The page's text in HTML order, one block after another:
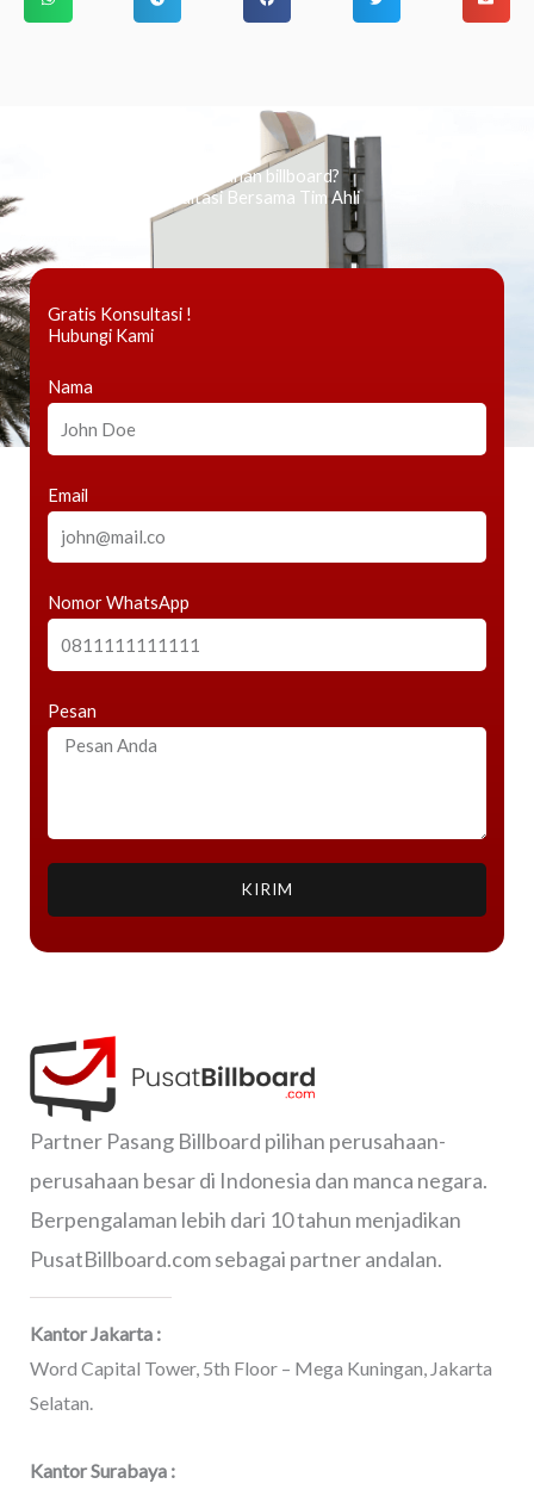
Ingin tahu tentang periklanan billboard?
Kami Berikan Konsultasi Bersama Tim Ahli
Gratis Konsultasi !
Hubungi Kami
Nama
Email
Nomor WhatsApp
Pesan
KIRIM
Partner Pasang Billboard pilihan perusahaan-
perusahaan besar di Indonesia dan manca negara.
Berpengalaman lebih dari 10 tahun menjadikan
PusatBillboard.com sebagai partner andalan.
Kantor Jakarta :
Word Capital Tower, 5th Floor – Mega Kuningan, Jakarta
Selatan.
Kantor Surabaya :